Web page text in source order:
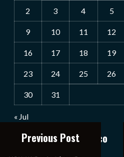
2 3 4 5
9 10 11 12
16 17 18 19
23 24 25 26
30 31
« Jul
Notiexpress de México
Previous Post